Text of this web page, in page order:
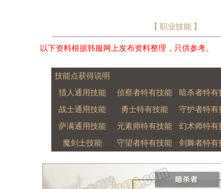
【 职业技能 】
以下资料根据韩服网上发布资料整理，只供参考。
技能点获得说明
猎人通用技能
侦察者特有技能
暗杀者特有
战士通用技能
勇士特有技能
守护者特有
萨满通用技能
元素师特有技能
幻术师特有
魔剑士技能
守望者特有技能 剑舞者特有